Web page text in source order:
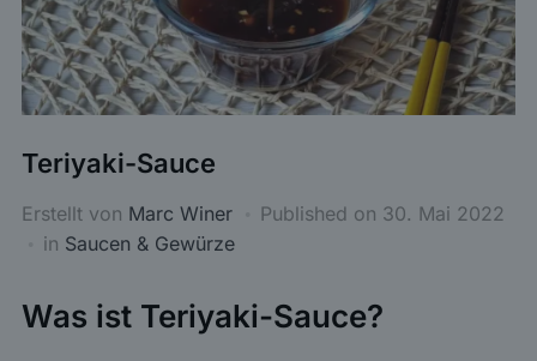
Teriyaki-Sauce
Erstellt von Marc Winer Published on 30. Mai 2022
in Saucen & Gewürze
Was ist Teriyaki-Sauce?